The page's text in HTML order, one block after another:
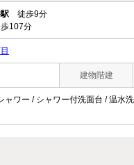
徒歩9分
107分
建物階建
ャワー / シャワー付洗面台 / 温水